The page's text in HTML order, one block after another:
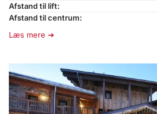
Afstand til lift:
Afstand til centrum:
Læs mere